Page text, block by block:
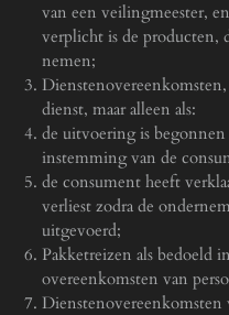
van een veilingmeester,
verplicht is de producten,
nemen;
dienst, maar alleen als:
de uitvoering is
instemming van de
de consument heeft
verliest zodra de
uitgevoerd;
Pakketreizen als bedoeld
overeenkomsten van